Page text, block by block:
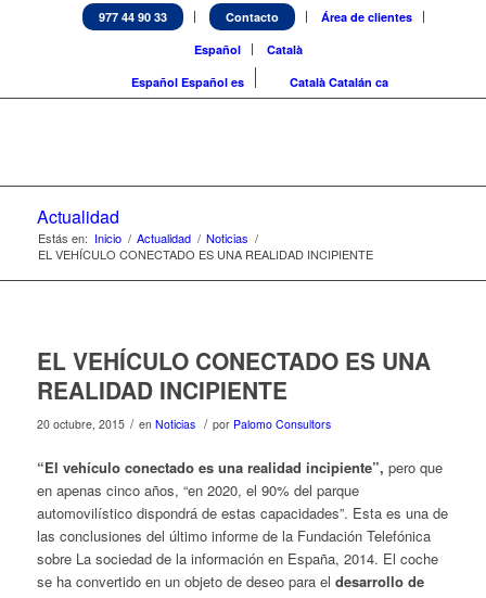
977 44 90 33 Contacto
Área de clientes
Español
Català
Español Español es Català Catalán ca
Actualidad
Estás en: Inicio / Actualidad / Noticias /
EL VEHÍCULO CONECTADO ES UNA REALIDAD INCIPIENTE
EL VEHÍCULO CONECTADO ES UNA
REALIDAD INCIPIENTE
20 octubre, 2015 / en Noticias / por Palomo Consultors
“El vehículo conectado es una realidad incipiente”, pero que
en apenas cinco años, “en 2020, el 90% del parque
automovilístico dispondrá de estas capacidades”. Esta es una de
las conclusiones del último informe de la Fundación Telefónica
sobre La sociedad de la información en España, 2014. El coche
se ha convertido en un objeto de deseo para el desarrollo de